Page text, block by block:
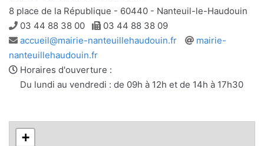
8 place de la République - 60440 - Nanteuil-le-Haudouin
Téléphone
03 44 88 38 00 Télécopie
03 44 88 38 09
Adresse
e-
mail
accueil@mairie-nanteuillehaudouin.fr
Site
mairie-
nanteuillehaudouin.fr
Horaires d'ouverture :
Du lundi au vendredi : de 09h à 12h et de 14h à 17h30
+